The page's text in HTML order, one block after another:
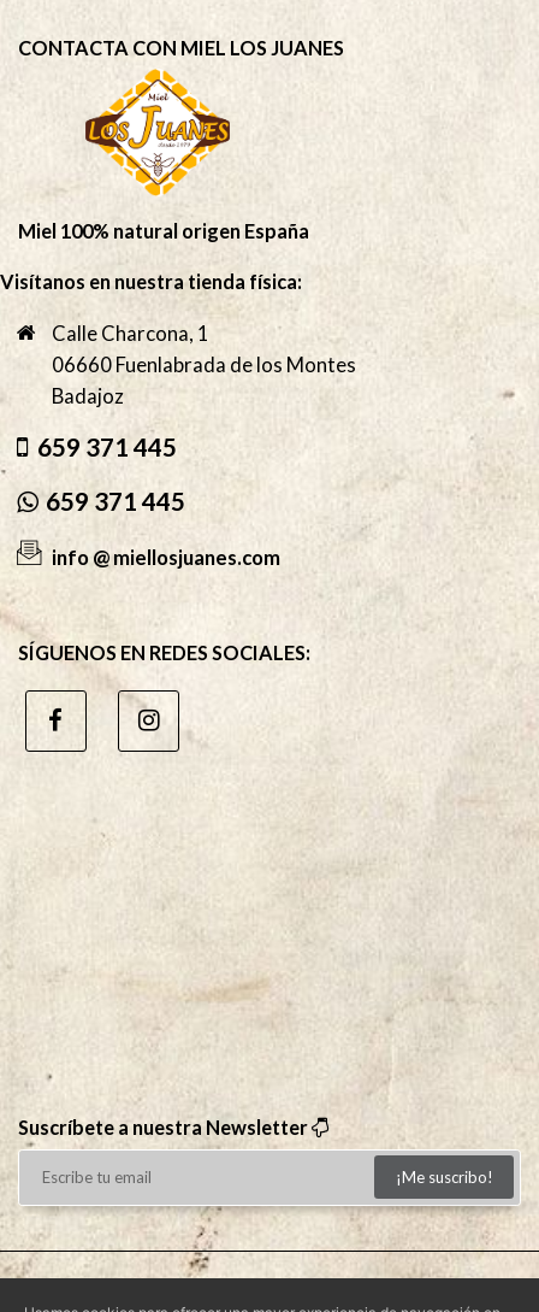
CONTACTA CON MIEL LOS JUANES
Miel 100% natural origen España
Visítanos en nuestra tienda física:
Calle Charcona, 1
06660 Fuenlabrada de los Montes
Badajoz
659 371 445
659 371 445
info @ miellosjuanes.com
SÍGUENOS EN REDES SOCIALES:
Suscríbete a nuestra Newsletter
¡Me suscribo!